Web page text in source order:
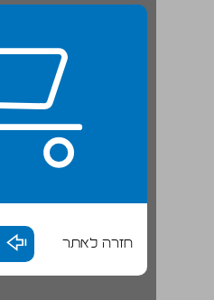
חזרה לאתר